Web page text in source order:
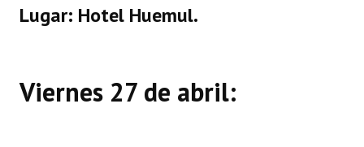
Antiguos Pobladores - Registro
Bariloche, Municipio intercultural
Lugar: Hotel Huemul.
Viernes 27 de abril: